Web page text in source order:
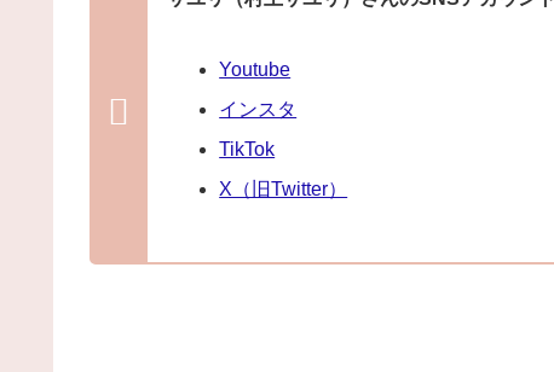
Youtube
インスタ
TikTok
X（旧Twitter）